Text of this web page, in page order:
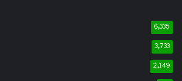
6,335
3,733
2,149